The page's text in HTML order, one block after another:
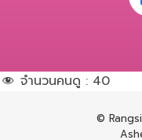
จำนวนคนดู : 40
©